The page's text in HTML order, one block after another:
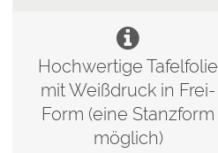
Hochwertige Tafelfolie
mit Weißdruck in Frei-
Form (eine Stanzform
möglich)